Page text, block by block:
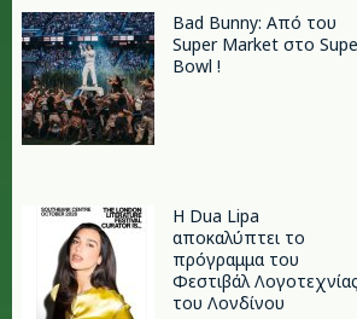
Bad Bunny: Από του
Super Market στο
Bowl !
Η Dua Lipa
αποκαλύπτει το
πρόγραμμα του
Φεστιβάλ Λογοτεχνίας
του Λονδίνου